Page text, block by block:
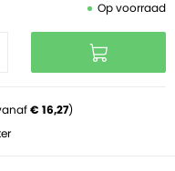
Op voorraad
€ 16,27)